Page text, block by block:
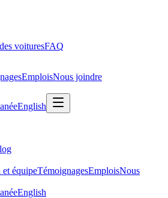
voituresFAQ
EmploisNous joindre
English
équipeTémoignagesEmploisNous
English